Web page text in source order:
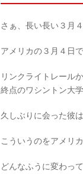
さぁ、長い長い３月４
アメリカの３月４日
リンクライトレール
終点のワシントン大
久しぶりに会った彼
こういうのをアメリ
どんなふうに変わっ